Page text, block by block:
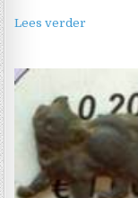
Lees verder